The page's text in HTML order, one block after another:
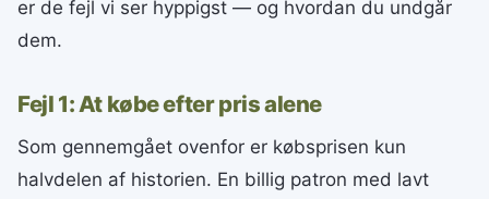
er de fejl vi ser hyppigst — og hvordan du undgår
dem.
Fejl 1: At købe efter pris alene
Som gennemgået ovenfor er købsprisen kun
halvdelen af historien. En billig patron med lavt